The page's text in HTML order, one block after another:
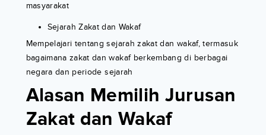
masyarakat
Sejarah Zakat dan Wakaf
Mempelajari tentang sejarah zakat dan wakaf, termasuk
bagaimana zakat dan wakaf berkembang di berbagai
negara dan periode sejarah
Alasan Memilih Jurusan
Zakat dan Wakaf